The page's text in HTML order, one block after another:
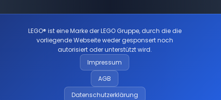
LEGO® ist eine Marke der LEGO Gruppe, durch die die
vorliegende Webseite weder gesponsert noch
autorisiert oder unterstützt wird.
Impressum
AGB
Datenschutzerklärung